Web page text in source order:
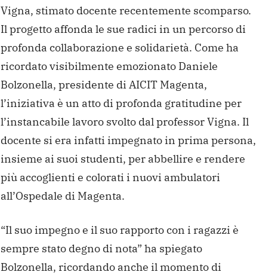
Vigna, stimato docente recentemente scomparso.
Il progetto affonda le sue radici in un percorso di
profonda collaborazione e solidarietà. Come ha
ricordato visibilmente emozionato Daniele
Bolzonella, presidente di AICIT Magenta,
l’iniziativa è un atto di profonda gratitudine per
l’instancabile lavoro svolto dal professor Vigna. Il
docente si era infatti impegnato in prima persona,
insieme ai suoi studenti, per abbellire e rendere
più accoglienti e colorati i nuovi ambulatori
all’Ospedale di Magenta.
“Il suo impegno e il suo rapporto con i ragazzi è
sempre stato degno di nota” ha spiegato
Bolzonella, ricordando anche il momento di